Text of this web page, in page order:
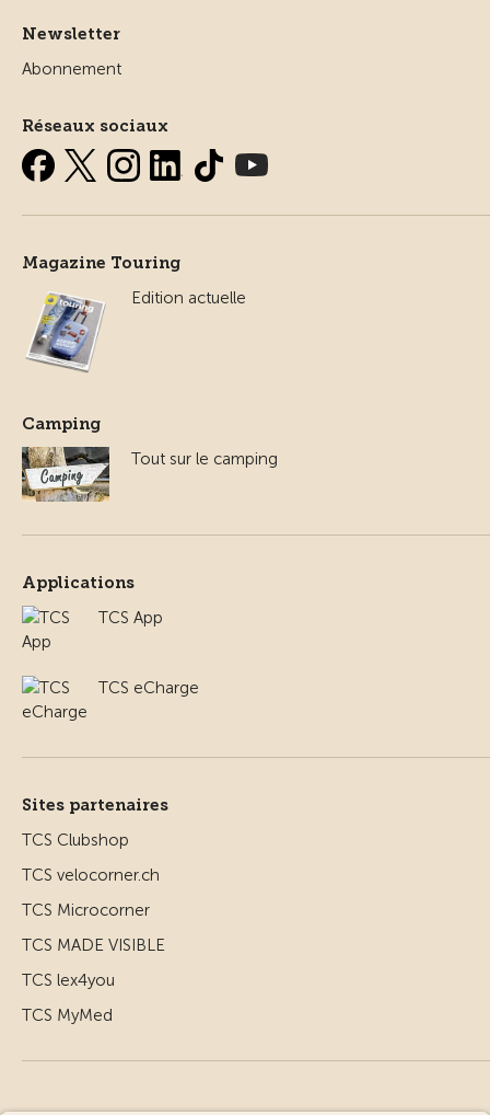
Newsletter
Abonnement
Réseaux sociaux
Magazine Touring
Edition actuelle
Camping
Tout sur le camping
Applications
TCS App
TCS eCharge
Sites partenaires
TCS Clubshop
TCS velocorner.ch
TCS Microcorner
TCS MADE VISIBLE
TCS lex4you
TCS MyMed